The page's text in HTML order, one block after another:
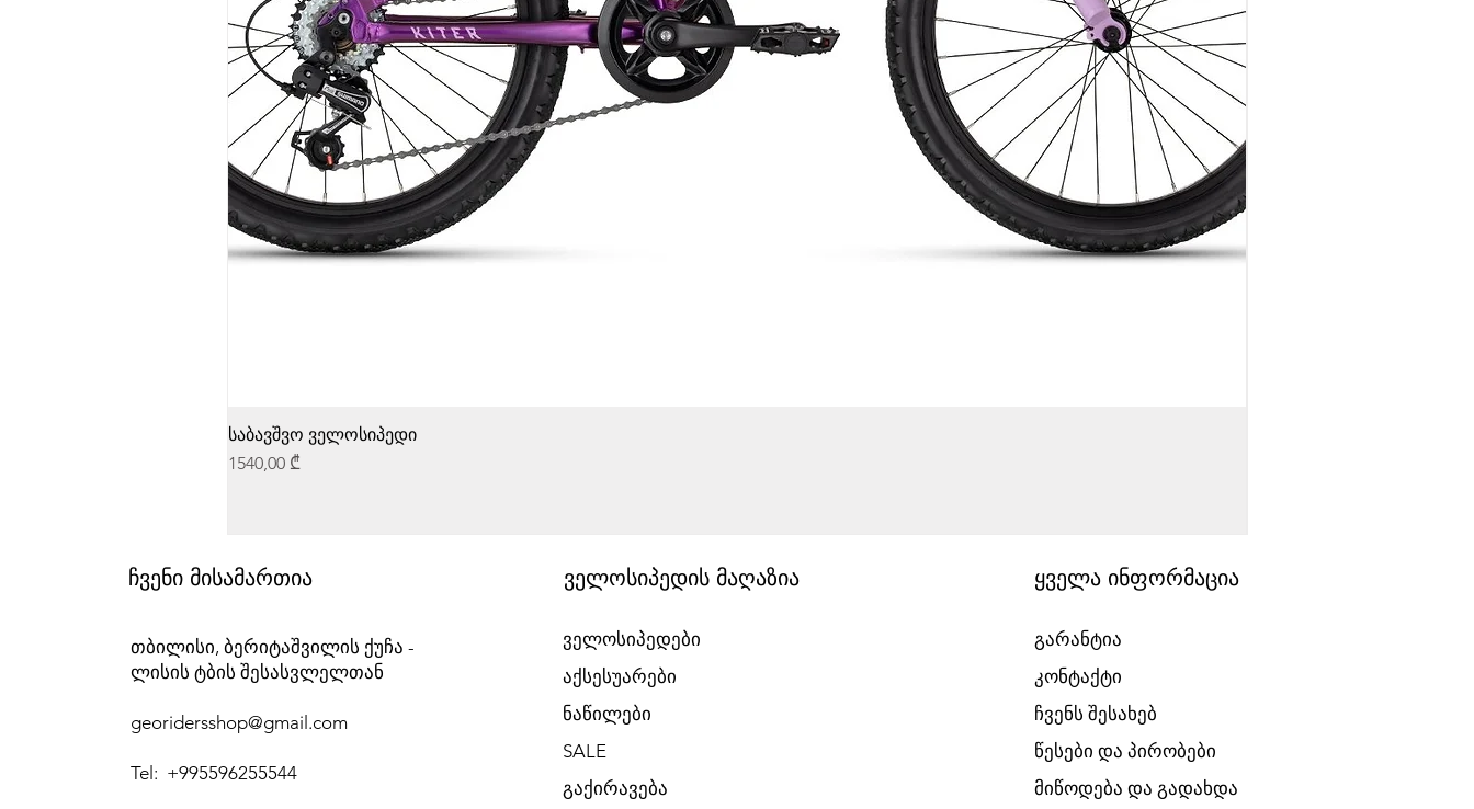
საბავშვო ველოსიპედი
Price
1540,00 ₾
ჩვენი მისამართია
თბილისი, ბერიტაშვილის ქუჩა -
ლისის ტბის შესასვლელთან
georidersshop@gmail.com
Tel: +995596255544
ველოსიპედის მაღაზია
ველოსიპედები
აქსესუარები
ნაწილები
SALE
გაქირავება​
ყველა ინფორმაცია
გარანტია
კონტაქტი
ჩვენს შესახებ
წესები და პირობები
მიწოდება და გადახდა